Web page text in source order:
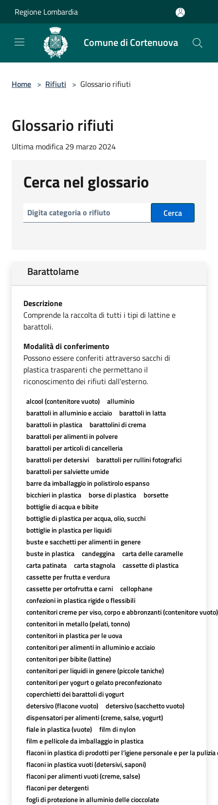
Regione Lombardia
Comune di Cortenuova
Home > Rifiuti > Glossario rifiuti
Glossario rifiuti
Ultima modifica 29 marzo 2024
Cerca nel glossario
Cerca
Barattolame
Descrizione
Comprende la raccolta di tutti i tipi di lattine e
barattoli.
Modalità di conferimento
Possono essere conferiti attraverso sacchi di
plastica trasparenti che permettano il
riconoscimento dei rifiuti dall'esterno.
alcool (contenitore vuoto)
alluminio
barattoli in alluminio e acciaio
barattoli in latta
barattoli in plastica
barattolini di crema
barattoli per alimenti in polvere
barattoli per articoli di cancelleria
barattoli per detersivi
barattoli per rullini fotografici
barattoli per salviette umide
barre da imballaggio in polistirolo espanso
bicchieri in plastica
borse di plastica
borsette
bottiglie di acqua e bibite
bottiglie di plastica per acqua, olio, succhi
bottiglie in plastica per liquidi
buste e sacchetti per alimenti in genere
buste in plastica
candeggina
carta delle caramelle
carta patinata
carta stagnola
cassette di plastica
cassette per frutta e verdura
cassette per ortofrutta e carni
cellophane
confezioni in plastica rigide o flessibili
contenitori creme per viso, corpo e abbronzanti (contenitore vuoto)
contenitori in metallo (pelati, tonno)
contenitori in plastica per le uova
contenitori per alimenti in alluminio e acciaio
contenitori per bibite (lattine)
contenitori per liquidi in genere (piccole taniche)
contenitori per yogurt o gelato preconfezionato
coperchietti dei barattoli di yogurt
detersivo (flacone vuoto)
detersivo (sacchetto vuoto)
dispensatori per alimenti (creme, salse, yogurt)
fiale in plastica (vuote)
film di nylon
film e pellicole da imballaggio in plastica
flaconi in plastica di prodotti per l’igiene personale e per la pulizia
flaconi in plastica vuoti (detersivi, saponi)
flaconi per alimenti vuoti (creme, salse)
flaconi per detergenti
fogli di protezione in alluminio delle cioccolate